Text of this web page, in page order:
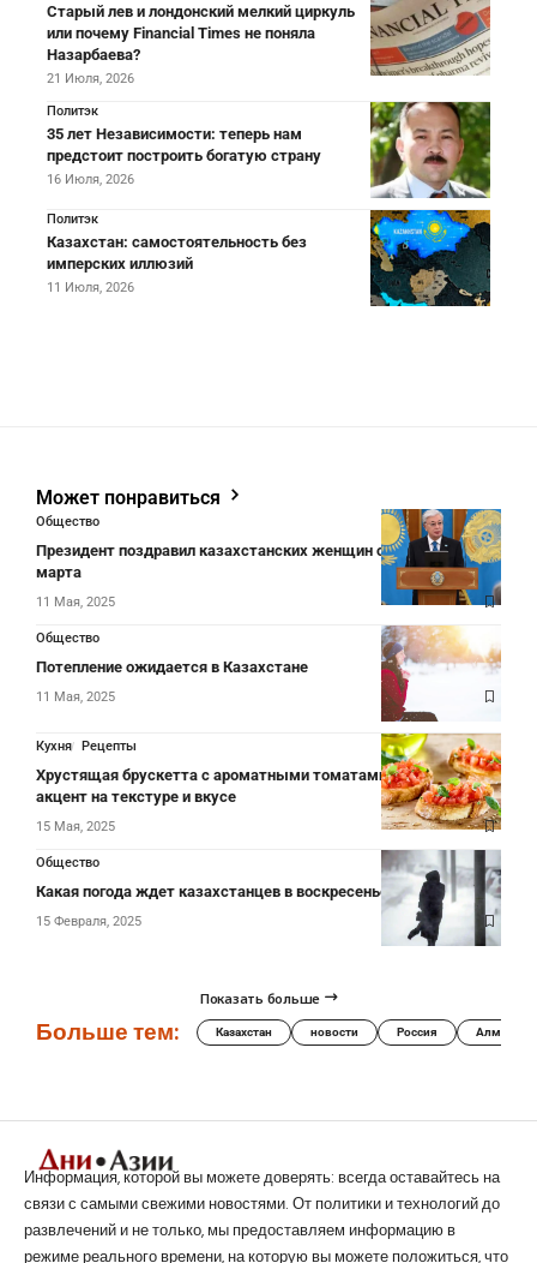
Старый лев и лондонский мелкий циркуль
или почему Financial Times не поняла
Назарбаева?
21 Июля, 2026
Политэк
35 лет Независимости: теперь нам
предстоит построить богатую страну
16 Июля, 2026
Политэк
Казахстан: самостоятельность без
имперских иллюзий
11 Июля, 2026
Может понравиться
Общество
Президент поздравил казахстанских женщин с праздником 8
марта
11 Мая, 2025
Общество
Потепление ожидается в Казахстане
11 Мая, 2025
Кухня Рецепты
Хрустящая брускетта с ароматными томатами – делает
акцент на текстуре и вкусе
15 Мая, 2025
Общество
Какая погода ждет казахстанцев в воскресенье
15 Февраля, 2025
Показать больше
Больше тем: Казахстан новости Россия Алматы
Информация, которой вы можете доверять: всегда оставайтесь на
связи с самыми свежими новостями. От политики и технологий до
развлечений и не только, мы предоставляем информацию в
режиме реального времени, на которую вы можете положиться, что